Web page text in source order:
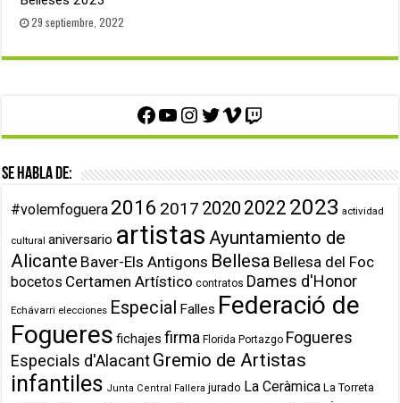
29 septiembre, 2022
Facebook
YouTube
Instagram
Twitter
Vimeo
Twitch
Se habla de:
#volemfoguera 2016 2017 2020 2022 2023 actividad
cultural aniversario artistas Ayuntamiento de
Alicante Baver-Els Antigons Bellesa Bellesa del Foc
bocetos Certamen Artístico contratos Dames d'Honor
Echávarri elecciones Especial Falles Federació de
Fogueres fichajes firma Florida Portazgo Fogueres
Especials d'AlacantGremio de Artistas
infantiles Junta Central Fallera jurado La Ceràmica La Torreta